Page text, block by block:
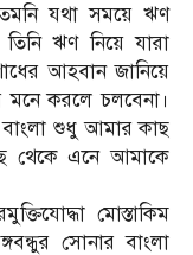
যথা সময়ে ঋণ
ঋণ নিয়ে যারা
আহবান জানিয়ে
মনে করলে চলবেনা।
শুধু আমার কাছ
থেকে এনে আমাকে
মোস্তাকিম
সোনার বাংলা